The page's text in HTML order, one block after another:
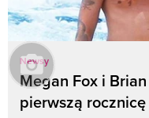
Newsy
Megan Fox i
pierwszą rocznicę